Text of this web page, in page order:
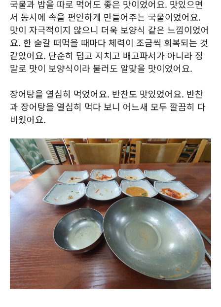
국물과 밥을 따로 먹어도 좋은 맛이었어요. 맛있으면
서 동시에 속을 편안하게 만들어주는 국물이었어요.
맛이 자극적이지 않으니 더욱 보양식 같은 느낌이었어
요. 한 숟갈 떠먹을 때마다 체력이 조금씩 회복되는 것
같았어요. 단순히 덥고 지치고 배고파서가 아니라 정
말로 맛이 보양식이라 불러도 알맞을 맛이었어요.
장어탕을 열심히 먹었어요. 반찬도 맛있었어요. 반찬
과 장어탕을 열심히 먹다 보니 어느새 모두 깔끔히 다
비웠어요.